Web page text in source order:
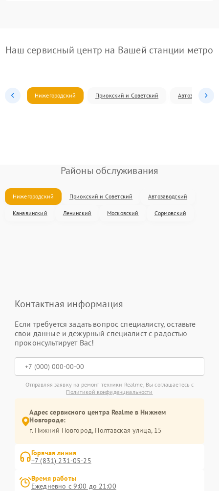
Наш сервисный центр на Вашей станции метро
Нижегородский Приокский и Советский Автозаводский
Районы обслуживания
Нижегородский Приокский и Советский Автозаводский
Канавинский Ленинский Московский Сормовский
Контактная информация
Если требуется задать вопрос специалисту, оставьте
свои данные и дежурный специалист с радостью
проконсультирует Вас!
Отправляя заявку на ремонт техники Realme, Вы соглашаетесь с
Политикой конфиденциальности
Адрес сервисного центра Realme в Нижнем
Новгороде:
г. Нижний Новгород, Полтавская улица, 15
Горячая линия
+7 (831) 231-05-25
Время работы
Ежедневно с 9:00 до 21:00